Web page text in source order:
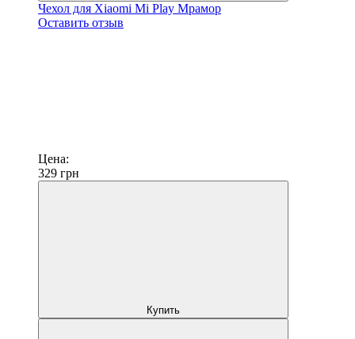
Чехол для Xiaomi Mi Play Мрамор
Оставить отзыв
Цена:
329 грн
Купить